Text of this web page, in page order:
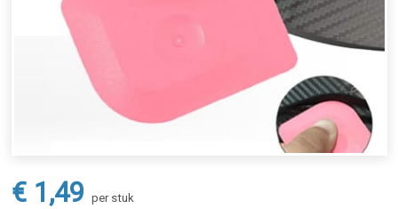
€ 1,49 per stuk